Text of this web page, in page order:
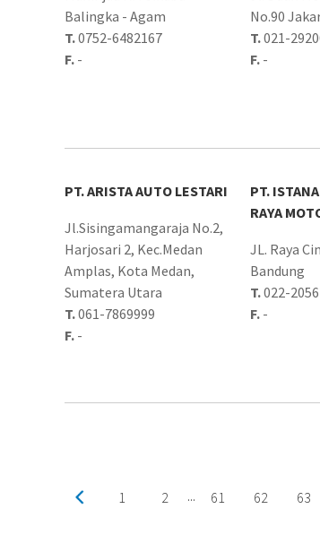
Balingka - Agam
T.0752-6482167
F. -
No.90
T.021-
F.-
PT. ARISTA AUTO LESTARI
Jl.Sisingamangaraja No.2,
Harjosari 2, Kec.Medan
Amplas, Kota Medan,
Sumatera Utara
T.061-7869999
F. -
PT.
RAYA
JL. Raya
Bandung
T.022-
F.-
1 2 ... 61 62 63